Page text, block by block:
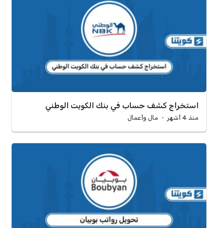
استخراج كشف حساب في بنك الكويت الوطني
منذ 4 أشهر مال وأعمال